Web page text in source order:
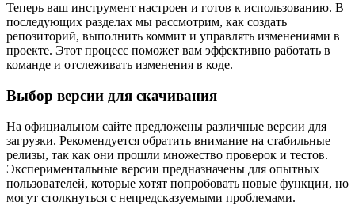
Теперь ваш инструмент настроен и готов к использованию. В
последующих разделах мы рассмотрим, как создать
репозиторий, выполнить коммит и управлять изменениями в
проекте. Этот процесс поможет вам эффективно работать в
команде и отслеживать изменения в коде.
Выбор версии для скачивания
На официальном сайте предложены различные версии для
загрузки. Рекомендуется обратить внимание на стабильные
релизы, так как они прошли множество проверок и тестов.
Экспериментальные версии предназначены для опытных
пользователей, которые хотят попробовать новые функции, но
могут столкнуться с непредсказуемыми проблемами.